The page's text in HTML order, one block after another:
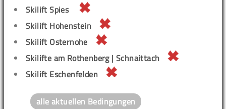
Skilift Spies
Skilift Hohenstein
Skilift Osternohe
Skilifte am Rothenberg | Schnaittach
Skilift Eschenfelden
alle aktuellen Bedingungen